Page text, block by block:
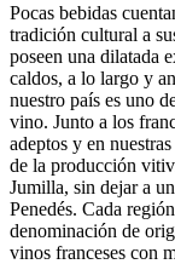
Pocas bebidas
tradición cultural a
poseen una dilatada
caldos, a lo largo y
nuestro país es uno
vino. Junto a los
adeptos y en
de la producción
Jumilla, sin dejar a
Penedés. Cada
denominación de
vinos franceses con